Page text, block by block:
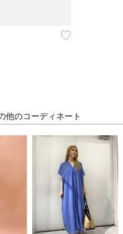
他のコーディネート